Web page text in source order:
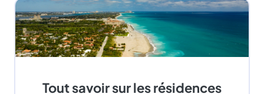
Tout savoir sur les résidences